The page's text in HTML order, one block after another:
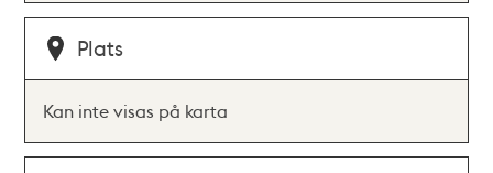
Plats
Kan inte visas på karta